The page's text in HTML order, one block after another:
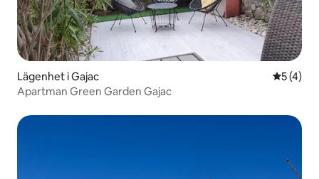
Lägenhet i Gajac 5 av 5 i
5 (4)
Apartman Green Garden Gajac